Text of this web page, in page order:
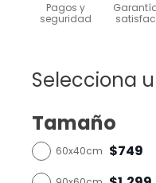
Pagos y
seguridad
Selecciona
Tamaño
60x40cm $749